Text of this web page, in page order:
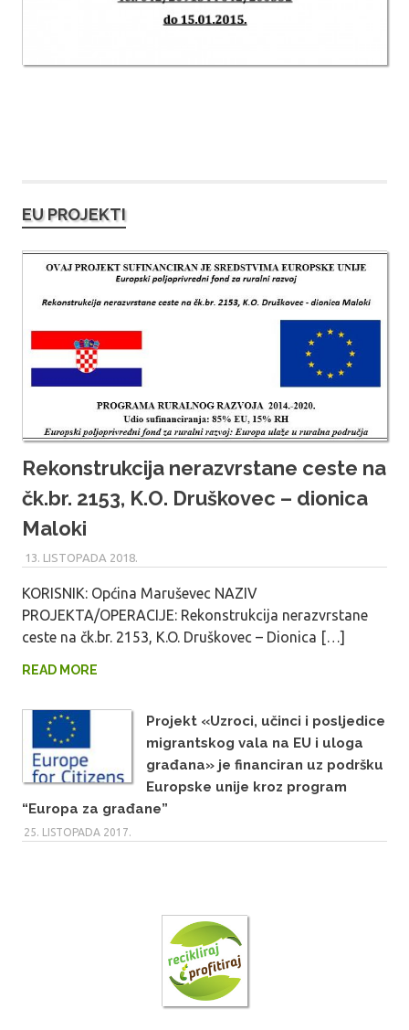
EU PROJEKTI
Rekonstrukcija nerazvrstane ceste na
čk.br. 2153, K.O. Druškovec – dionica
Maloki
13. LISTOPADA 2018.
KORISNIK: Općina Maruševec NAZIV
PROJEKTA/OPERACIJE: Rekonstrukcija nerazvrstane
ceste na čk.br. 2153, K.O. Druškovec – Dionica […]
READ MORE
Projekt «Uzroci, učinci i posljedice
migrantskog vala na EU i uloga
građana» je financiran uz podršku
Europske unije kroz program
“Europa za građane”
25. LISTOPADA 2017.